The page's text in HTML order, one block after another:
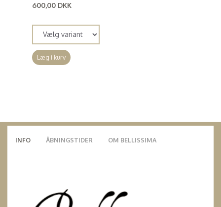
600,00 DKK
Læg i kurv
INFO ÅBNINGSTIDER OM BELLISSIMA